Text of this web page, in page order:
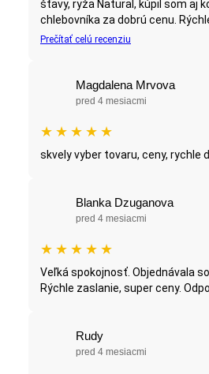
šťavy, ryža Natural, kúpil som aj
chlebovníka za dobrú cenu.
Prečítať celú recenziu
Magdalena Mrvova
pred 4 mesiacmi
★ ★ ★ ★ ★
skvely vyber tovaru, ceny, rychle
Blanka Dzuganova
pred 4 mesiacmi
★ ★ ★ ★ ★
Veľká spokojnosť. Objednávala
Rýchle zaslanie, super ceny.
Rudy
pred 4 mesiacmi